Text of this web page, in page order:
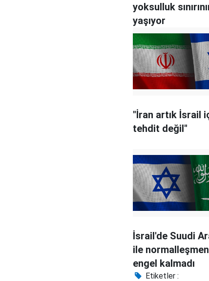
yoksulluk
yaşıyor
"İran artık İsrail
tehdit değil"
İsrail'de Suudi
ile
engel kalmadı
Etiketler :